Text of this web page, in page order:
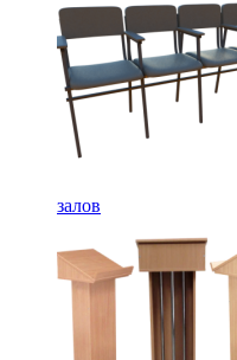
залов